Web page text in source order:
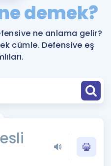
demek?
ne anlama gelir?
cümle. Defensive eş